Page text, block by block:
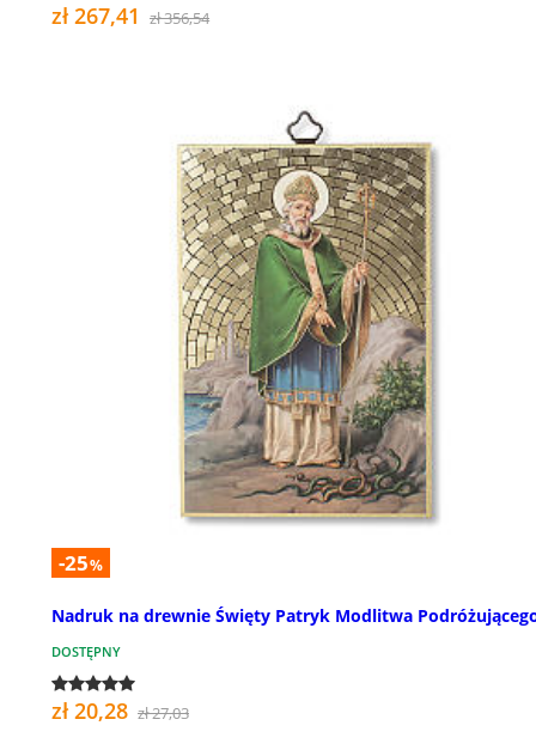
zł 267,41 zł 356,54
-25%
Nadruk na drewnie Święty Patryk Modlitwa
DOSTĘPNY
zł 20,28 zł 27,03